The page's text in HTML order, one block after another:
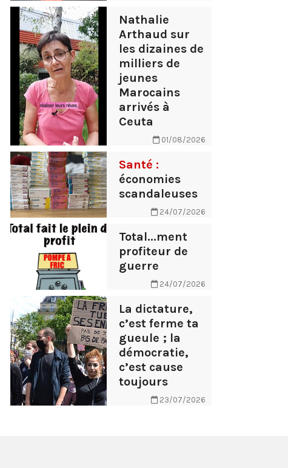
Nathalie
Arthaud sur
les dizaines de
milliers de
jeunes
Marocains
arrivés à
Ceuta
01/08/2026
Santé :
économies
scandaleuses
24/07/2026
Total...ment
profiteur de
guerre
24/07/2026
La dictature,
c’est ferme ta
gueule ; la
démocratie,
c’est cause
toujours
23/07/2026